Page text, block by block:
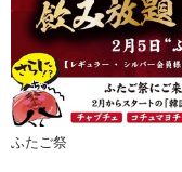
ふたご祭